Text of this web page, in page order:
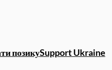
позикуSupport Ukraine